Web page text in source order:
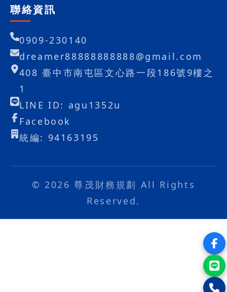
聯絡資訊
0909-230140
dreamer88888888888@gmail.com
408 臺中市南屯區文心路一段186號9樓之
1
LINE ID: agu1352u
Facebook
統編: 94163195
© 2026 尊茂財務規劃 All Rights
Reserved.